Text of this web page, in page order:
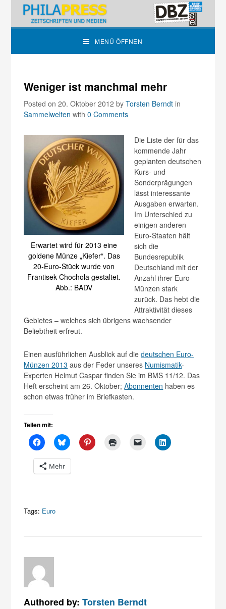
MENÜ ÖFFNEN
Weniger ist manchmal mehr
Posted on 20. Oktober 2012byTorsten Berndt in
Sammelwelten with0 Comments
Erwartet wird für 2013 eine
goldene Münze „Kiefer“. Das
20-Euro-Stück wurde von
Frantisek Chochola gestaltet.
Abb.: BADV
Die Liste der für das
kommende Jahr
geplanten deutschen
Kurs- und
Sonderprägungen
lässt interessante
Ausgaben erwarten.
Im Unterschied zu
einigen anderen
Euro-Staaten hält
sich die
Bundesrepublik
Deutschland mit der
Anzahl ihrer Euro-
Münzen stark
zurück. Das hebt die
Attraktivität dieses
Gebietes – welches sich übrigens wachsender
Beliebtheit erfreut.
Einen ausführlichen Ausblick auf diedeutschen Euro-
Münzen 2013 aus der Feder unseres Numismatik-
Experten Helmut Caspar finden Sie im BMS 11/12. Das
Heft erscheint am 26. Oktober;Abonnenten haben es
schon etwas früher im Briefkasten.
Teilen mit:
Mehr
Tags: Euro
Authored by:Torsten Berndt